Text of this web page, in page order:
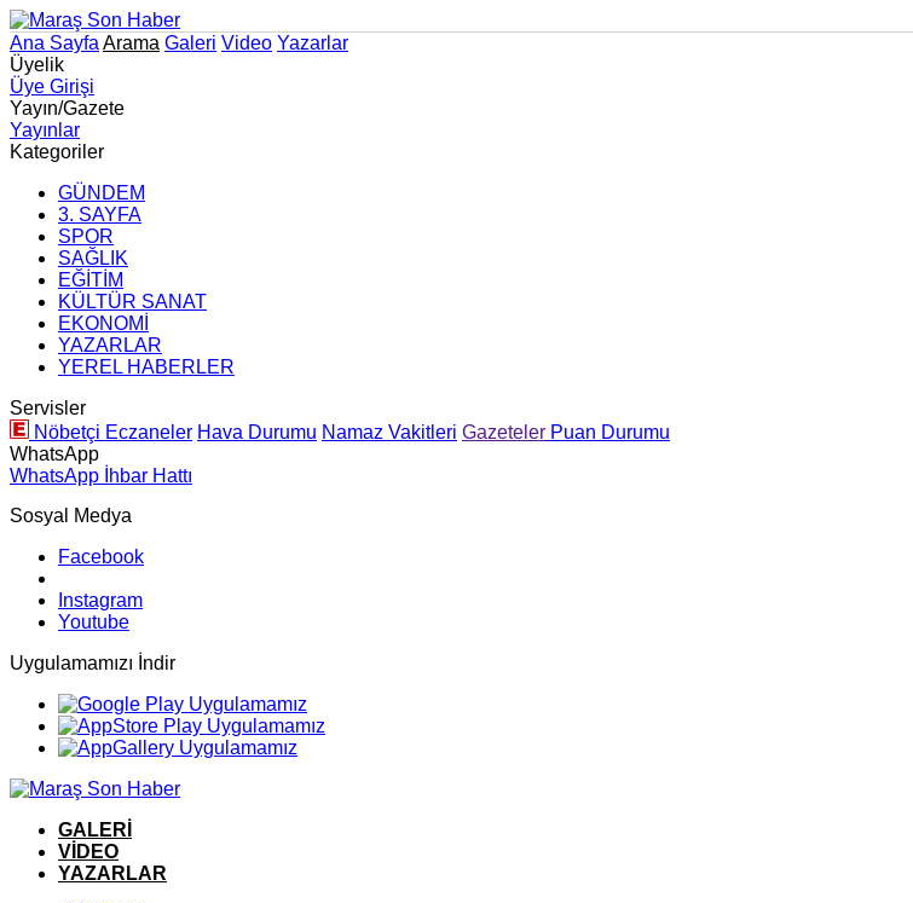
Ana Sayfa Arama Galeri Video Yazarlar
Üyelik
Üye Girişi
Yayın/Gazete
Yayınlar
Kategoriler
GÜNDEM
3. SAYFA
SPOR
SAĞLIK
EĞİTİM
KÜLTÜR SANAT
EKONOMİ
YAZARLAR
YEREL HABERLER
Servisler
Nöbetçi Eczaneler Hava Durumu Namaz Vakitleri Gazeteler Puan Durumu
WhatsApp
WhatsApp İhbar Hattı
Sosyal Medya
Facebook
Instagram
Youtube
Uygulamamızı İndir
GALERİ
VİDEO
YAZARLAR